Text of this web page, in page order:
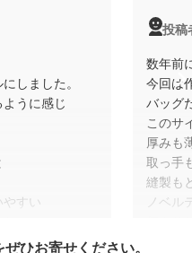
しました。
うに感じ
すい
です。
投稿
数年前
今回は
バッグ
このサ
厚みも
取っ手
縫製も
ノベ
ひお寄せください。